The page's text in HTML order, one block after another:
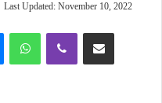
Last Updated: November 10, 2022
MessengerWhatsAppViber Share via Email